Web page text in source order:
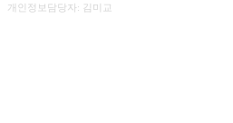
개인정보담당자: 김미교